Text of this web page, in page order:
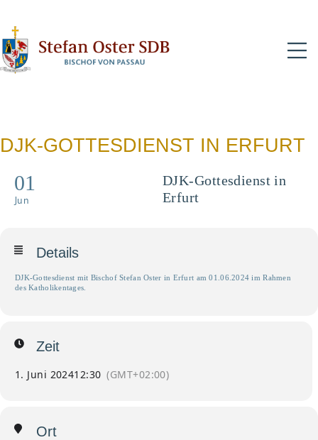
DJK-GOTTESDIENST IN ERFURT
01
Jun
DJK-Gottesdienst in
Erfurt
Details
DJK-Gottesdienst mit Bischof Stefan Oster in Erfurt am 01.06.2024 im Rahmen
des Katholikentages.
Zeit
1. Juni 202412:30 (GMT+02:00)
Ort